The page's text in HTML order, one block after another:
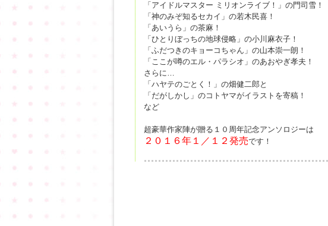
「アイドルマスター ミリオンライブ！」の門司雪！
「神のみぞ知るセカイ」の若木民喜！
「あいうら」の茶麻！
「ひとりぼっちの地球侵略」の小川麻衣子！
「ふだつきのキョーコちゃん」の山本崇一朗！
「ここが噂のエル・パラシオ」のあおやぎ孝夫！
さらに…
「ハヤテのごとく！」の畑健二郎と
「だがしかし」のコトヤマがイラストを寄稿！
など
超豪華作家陣が贈る１０周年記念アンソロジーは
２０１６年１／１２発売です！